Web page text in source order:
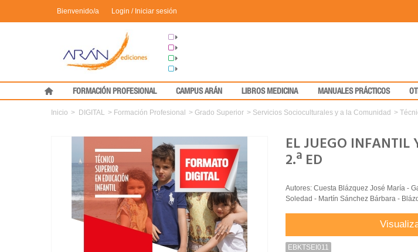
Bienvenido/a Login / Iniciar sesión
Grupo Arán
Congresos
Formación
Medical Press
FORMACIÓN PROFESIONAL CAMPUS ARÁN LIBROS MEDICINA MANUALES PRÁCTICOS
Inicio > DIGITAL > Formación Profesional > Grado Superior > Servicios Socioculturales y a la Comunidad >
EL JUEGO INFANTIL
2.ª ED
Autores: Cuesta Blázquez José María -
Soledad - Martín Sánchez Bárbara -
EBKTSEI011